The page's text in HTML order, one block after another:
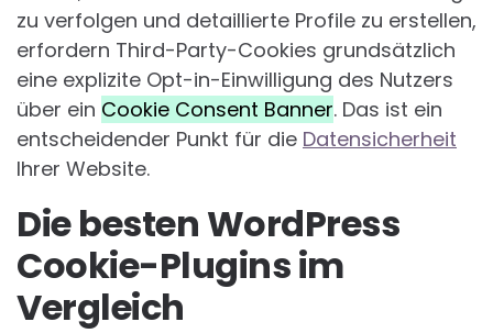
zu verfolgen und detaillierte Profile zu erstellen,
erfordern Third-Party-Cookies grundsätzlich
eine explizite Opt-in-Einwilligung des Nutzers
über ein Cookie Consent Banner. Das ist ein
entscheidender Punkt für die Datensicherheit
Ihrer Website.
Die besten WordPress
Cookie-Plugins im
Vergleich